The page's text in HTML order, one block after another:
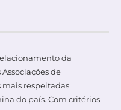
da
de
respeitadas
do país. Com critérios